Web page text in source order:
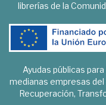
librerías de la
Ayudas públicas
medianas empresas
Recuperación,